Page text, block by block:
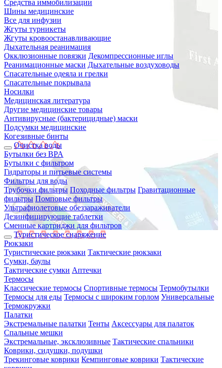
Средства иммобилизации
Шины медицинские
Все для инфузии
Жгуты турникеты
Жгуты кровоостанавливающие
Дыхательная реанимация
Окклюзионные повязки Декомпрессионные иглы
Реанимационные маски Дыхательные воздуховоды
Спасательные одеяла и грелки
Спасательные покрывала
Носилки
Медицинская литература
Другие медицинские товары
Антивирусные (бактерицидные) маски
Подсумки медицинские
Когезивные бинты
Очистка воды
Бутылки без BPA
Бутылки с фильтром
Гидраторы и питьевые системы
Фильтры для воды
Трубочки фильтры Походные фильтры Гравитационные
фильтры Помповые фильтры
Ультрафиолетовые обеззараживатели
Дезинфицирующие таблетки
Сменные картриджи для фильтров
Туристическое снаряжение
Рюкзаки
Туристические рюкзаки Тактические рюкзаки
Сумки, баулы
Тактические сумки Аптечки
Термосы
Классические термосы Спортивные термосы Термобутылки
Термосы для еды Термосы с широким горлом Универсальные
Термокружки
Палатки
Экстремальные палатки Тенты Аксессуары для палаток
Спальные мешки
Экстремальные, эксклюзивные Тактические спальники
Коврики, сидушки, подушки
Трекинговые коврики Кемпинговые коврики Тактические